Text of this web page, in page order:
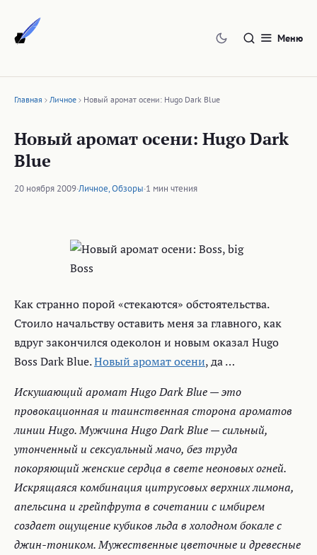
содержимому
Меню
Главная Личное Новый аромат осени: Hugo Dark Blue
Новый аромат осени: Hugo Dark
Blue
20 ноября 2009·Личное,Обзоры·1 мин чтения
Как странно порой «стекаются» обстоятельства.
Стоило начальству оставить меня за главного, как
вдруг закончился одеколон и новым оказал Hugo
Boss Dark Blue.Новый аромат осени, да …
Искушающий аромат Hugo Dark Blue — это
провокационная и таинственная сторона ароматов
линии Hugo. Мужчина Hugo Dark Blue — сильный,
утонченный и сексуальный мачо, без труда
покоряющий женские сердца в свете неоновых огней.
Искрящаяся комбинация цитрусовых верхних лимона,
апельсина и грейпфрута в сочетании с имбирем
создает ощущение кубиков льда в холодном бокале с
джин-тоником. Мужественные цветочные и древесные